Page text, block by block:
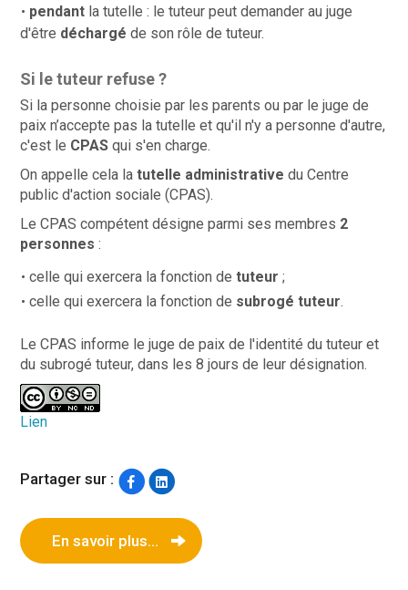
pendant la tutelle : le tuteur peut demander au juge
d'être déchargé de son rôle de tuteur.
Si le tuteur refuse ?
Si la personne choisie par les parents ou par le juge de
paix n’accepte pas la tutelle et qu'il n'y a personne d'autre,
c'est le CPAS qui s'en charge.
On appelle cela latutelle administrativedu Centre
public d'action sociale (CPAS).
Le CPAS compétent désigne parmi ses membres 2
personnes :
celle qui exercera la fonction detuteur ;
celle qui exercera la fonction de subrogé tuteur.
Le CPAS informe le juge de paix de l'identité du tuteur et
du subrogé tuteur, dans les 8 jours de leur désignation.
Lien
Partager sur :
En savoir plus...